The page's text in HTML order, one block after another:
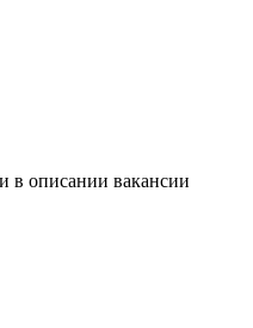
в описании вакансии